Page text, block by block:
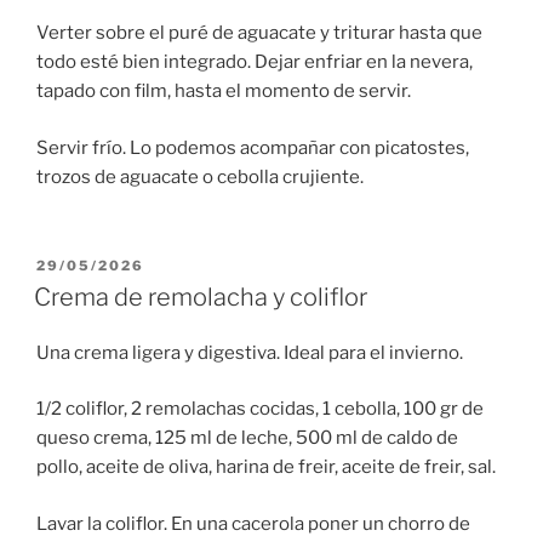
Verter sobre el puré de aguacate y triturar hasta que
todo esté bien integrado. Dejar enfriar en la nevera,
tapado con film, hasta el momento de servir.
Servir frío. Lo podemos acompañar con picatostes,
trozos de aguacate o cebolla crujiente.
PUBLICADO
EL
29/05/2026
Crema de remolacha y coliflor
Una crema ligera y digestiva. Ideal para el invierno.
1/2 coliflor, 2 remolachas cocidas, 1 cebolla, 100 gr de
queso crema, 125 ml de leche, 500 ml de caldo de
pollo, aceite de oliva, harina de freir, aceite de freir, sal.
Lavar la coliflor. En una cacerola poner un chorro de